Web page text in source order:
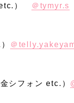
etc.） ＠tymyr.s
＠
シフォン etc.）